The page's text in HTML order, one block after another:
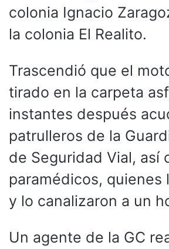
colonia Ignacio
la colonia El Realito.
Trascendió que el
tirado en la carpeta
instantes después
patrulleros de la
de Seguridad Vial, así
paramédicos, quienes
y lo canalizaron a un
Un agente de la GC